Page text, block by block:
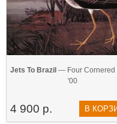
Jets To Brazil — Four Cornered
'00
4 900 р. В